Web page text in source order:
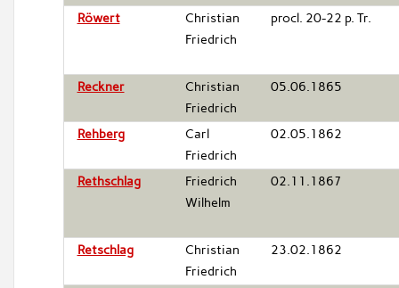
Röwert
Christian
Friedrich
procl. 20-22 p. Tr.
Reckner
Christian
Friedrich
05.06.1865
Rehberg
Carl
Friedrich
02.05.1862
Rethschlag
Friedrich
Wilhelm
02.11.1867
Retschlag
Christian
Friedrich
23.02.1862